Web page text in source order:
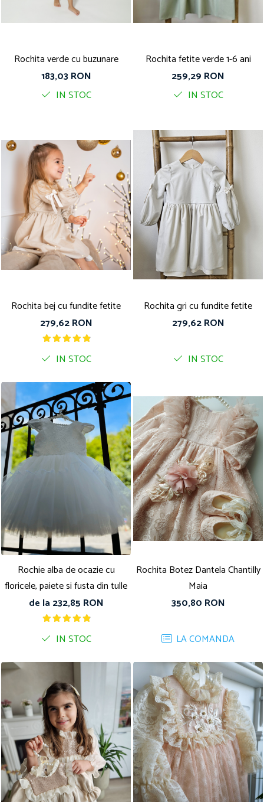
Rochita verde cu buzunare
183,03 RON
IN STOC
Rochita fetite verde 1-6 ani
259,29 RON
IN STOC
Rochita bej cu fundite fetite
279,62 RON
IN STOC
Rochita gri cu fundite fetite
279,62 RON
IN STOC
Rochie alba de ocazie cu
floricele, paiete si fusta din tulle
de la 232,85 RON
IN STOC
Rochita Botez Dantela Chantilly
Maia
350,80 RON
LA COMANDA